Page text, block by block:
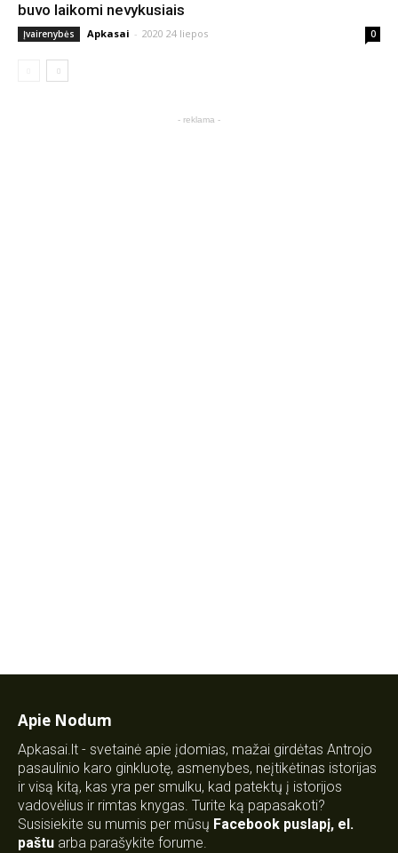
buvo laikomi nevykusiais
Įvairenybės Apkasai - 2020 24 liepos 0
- reklama -
Apie Nodum
Apkasai.lt - svetainė apie įdomias, mažai girdėtas Antrojo
pasaulinio karo ginkluotę, asmenybes, neįtikėtinas istorijas
ir visą kitą, kas yra per smulku, kad patektų į istorijos
vadovėlius ir rimtas knygas. Turite ką papasakoti?
Susisiekite su mumis per mūsų Facebook puslapį, el.
paštu arba parašykite forume.